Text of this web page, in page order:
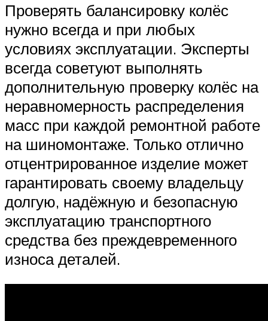
Проверять балансировку колёс
нужно всегда и при любых
условиях эксплуатации. Эксперты
всегда советуют выполнять
дополнительную проверку колёс на
неравномерность распределения
масс при каждой ремонтной работе
на шиномонтаже. Только отлично
отцентрированное изделие может
гарантировать своему владельцу
долгую, надёжную и безопасную
эксплуатацию транспортного
средства без преждевременного
износа деталей.